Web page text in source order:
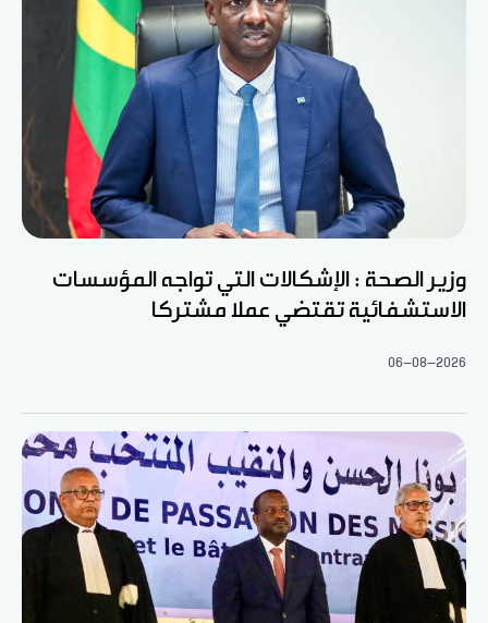
وزير الصحة : الإشكالات التي تواجه المؤسسات
الاستشفائية تقتضي عملا مشتركا
06-08-2026